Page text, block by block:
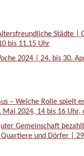
Städte |
bis 11.15 Uhr
2024 | 24. bis 30.
– Welche Rolle spielt
2024, 14 bis 16 Uhr,
Gemeinschaft
Quartiere und Dörfer |